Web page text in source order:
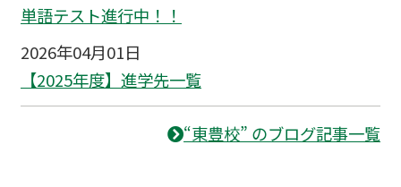
単語テスト進行中！！
2026年04月01日
【2025年度】進学先一覧
“東豊校” のブログ記事一覧